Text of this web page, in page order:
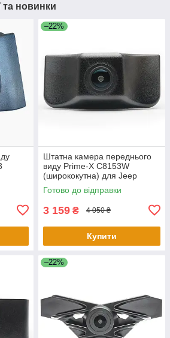
та новинки
–22%
Штатна камера переднього
виду Prime-X C8153W
(ширококутна) для Jeep
Cherokee 2016-2018
Готово до відправки
3 159 ₴ 4 050 ₴
Купити
–22%